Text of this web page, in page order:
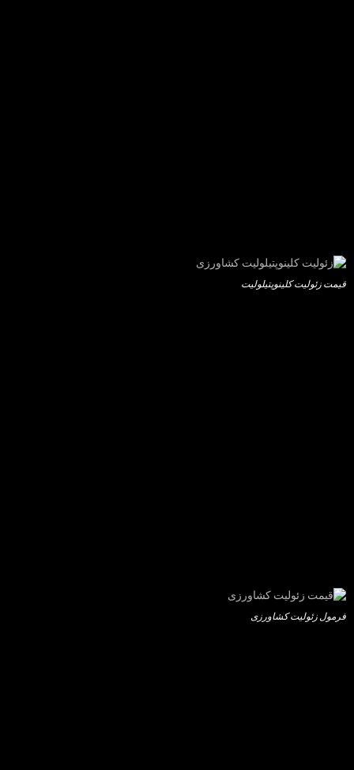
قیمت زئولیت کلینوپتیلولیت
فرمول زئولیت کشاورزی